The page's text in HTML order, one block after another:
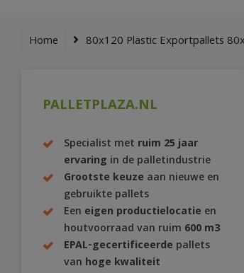
Home 80x120 Plastic Exportpallets
PALLETPLAZA.NL
Specialist met ruim 25 jaar
ervaring in de palletindustrie
Grootste keuze aan nieuwe en
gebruikte pallets
Een eigen productielocatie en
houtvoorraad van ruim 600 m3
EPAL-gecertificeerde pallets
van hoge kwaliteit